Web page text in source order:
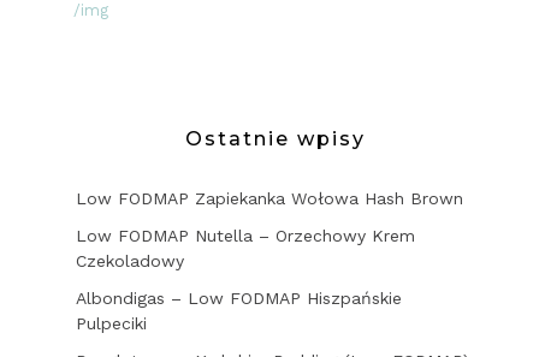
/img
Ostatnie wpisy
Low FODMAP Zapiekanka Wołowa Hash Brown
Low FODMAP Nutella – Orzechowy Krem
Czekoladowy
Albondigas – Low FODMAP Hiszpańskie
Pulpeciki